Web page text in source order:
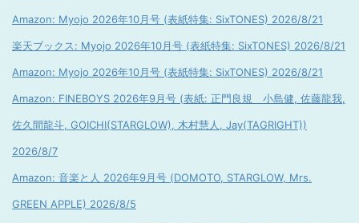
Amazon: Myojo 2026年10月号 (表紙特集: SixTONES) 2026/8/21
楽天ブックス: Myojo 2026年10月号 (表紙特集: SixTONES) 2026/8/21
Amazon: Myojo 2026年10月号 (表紙特集: SixTONES) 2026/8/21
Amazon: FINEBOYS 2026年9月号 (表紙: 正門良規 小島健, 佐藤龍我,
佐久間龍斗, GOICHI(STARGLOW), 木村慧人, Jay(TAGRIGHT))
2026/8/7
Amazon: 音楽と人 2026年9月号 (DOMOTO, STARGLOW, Mrs.
GREEN APPLE) 2026/8/5